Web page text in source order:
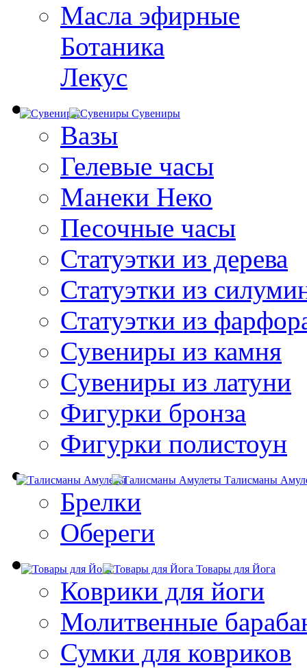
Масла эфирные
Ботаника
Лекус
Сувениры
Вазы
Гелевые часы
Манеки Неко
Песочные часы
Статуэтки из дерева
Статуэтки из
Статуэтки из
Сувениры из камня
Сувениры из латуни
Фигурки бронза
Фигурки полистоун
Талисманы
Брелки
Обереги
Товары для Йога
Коврики для йоги
Молитвенные
Сумки для ковриков